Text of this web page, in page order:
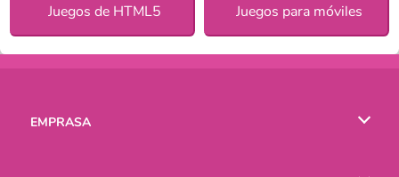
Juegos de HTML5 Juegos para móviles
EMPRASA